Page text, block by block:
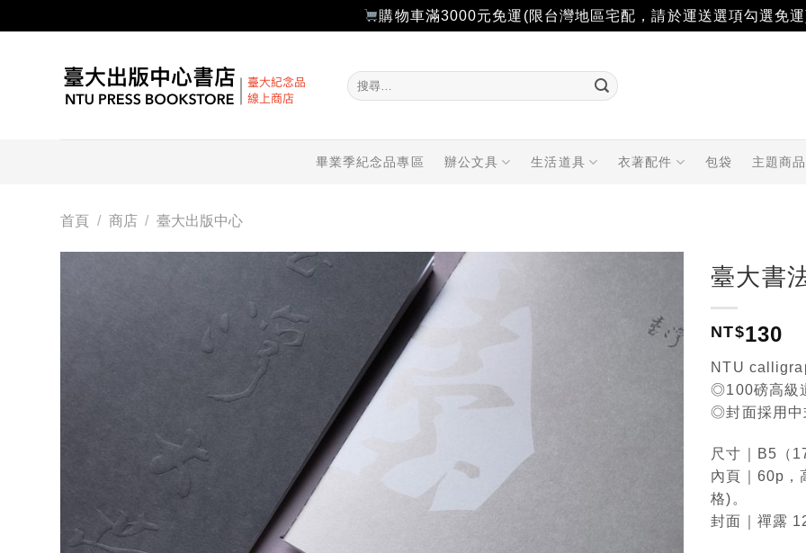
購物車滿3000元免運(限台灣地區宅配，請於運送選項勾選免
搜
尋
畢業季紀念品專區 辦公文具 生活道具 衣著配件 包袋 主題商品
首頁 / 商店 / 臺大出版中心
加入
「願
望輕
臺大書
NT$130
NTU
◎100磅高級
◎封面採用中
尺寸｜B5（
內頁｜60p，
格)。
封面｜禪露